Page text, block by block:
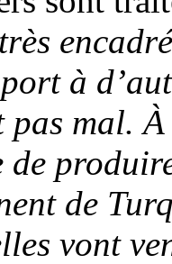
à
pas mal.
de
vont